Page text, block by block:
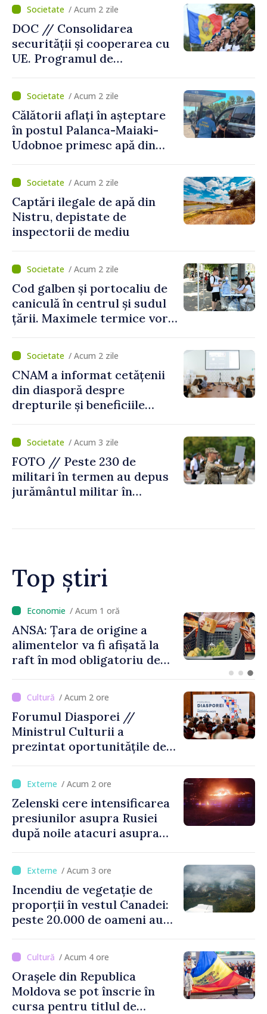
/ Acum 2 zile
DOC // Consolidarea
securității și cooperarea cu
UE. Programul de
Naționale de Apărare pentru
perioada 2024–2034,
publicat în Monitorul Oficial
/ Acum 2 zile
Călătorii aflați în așteptare
în postul Palanca-Maiaki-
Udobnoe primesc apă din
și a polițiștilor de frontieră
/ Acum 2 zile
Captări ilegale de apă din
Nistru, depistate de
inspectorii de mediu
/ Acum 2 zile
Cod galben și portocaliu de
caniculă în centrul și sudul
țării. Maximele termice vor
/ Acum 2 zile
CNAM a informat cetățenii
din diasporă despre
drepturile și beneficiile
/ Acum 3 zile
FOTO // Peste 230 de
militari în termen au depus
jurământul militar în
Top știri
/ Acum 43 minute
VIDEO // Un TIR
înmatriculat în Republica
Moldova a intrat în două
România
/ Acum 2 ore
Forumul Diasporei //
Ministrul Culturii a
prezintat oportunitățile de
culturale și mobilitatea
artiștilor/ Acum 2 ore
Zelenski cere intensificarea
presiunilor asupra Rusiei
după noile atacuri asupra
/ Acum 3 ore
Incendiu de vegetație de
proporții în vestul Canadei:
peste 20.000 de oameni au
/ Acum 4 ore
Orașele din Republica
Moldova se pot înscrie în
cursa pentru titlul de